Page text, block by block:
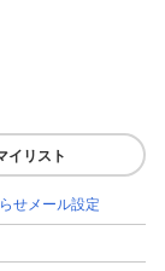
イリスト
せメール設定